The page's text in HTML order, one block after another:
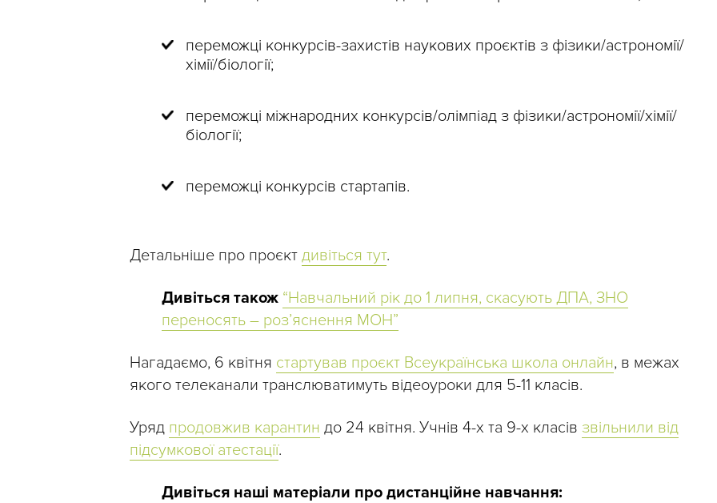
переможці конкурсів-захистів наукових проєктів з фізики/астрономії/
хімії/біології;
переможці міжнародних конкурсів/олімпіад з фізики/астрономії/хімії/
біології;
переможці конкурсів стартапів.
Детальніше про проєкт дивіться тут.
Дивіться також “Навчальний рік до 1 липня, скасують ДПА, ЗНО
переносять – роз’яснення МОН”
Нагадаємо, 6 квітня стартував проєкт Всеукраїнська школа онлайн, в межах
якого телеканали транслюватимуть відеоуроки для 5-11 класів.
Уряд продовжив карантин до 24 квітня. Учнів 4-х та 9-х класів звільнили від
підсумкової атестації.
Дивіться наші матеріали про дистанційне навчання: